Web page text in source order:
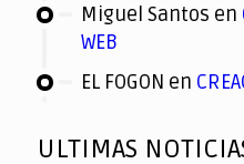
Miguel Santos en
WEB
EL FOGON en
ULTIMAS